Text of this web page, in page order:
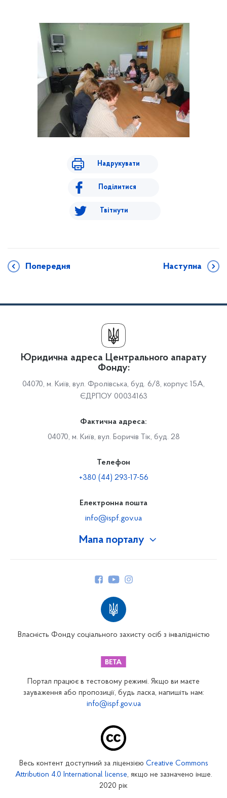
Надрукувати
Поділитися
Твітнути
Попередня Наступна
Мапа порталу
Закарпатське відділення
Запорізьке відділення
Кіровоградське відділення
Юридична адреса Центрального апарату
Фонду:
04070, м. Київ, вул. Фролівська, буд. 6/8, корпус 15А,
ЄДРПОУ 00034163
Фактична адреса:
04070, м. Київ, вул. Боричів Тік, буд. 28
Телефон
+380 (44) 293-17-56
Електронна пошта
info@ispf.gov.ua
Власність Фонду соціального захисту осіб з інвалідністю
Портал працює в тестовому режимі. Якщо ви маєте
зауваження або пропозиції, будь ласка, напишіть нам:
info@ispf.gov.ua
Весь контент доступний за ліцензією Creative Commons
Attribution 4.0 International license, якщо не зазначено інше.
2020 рік